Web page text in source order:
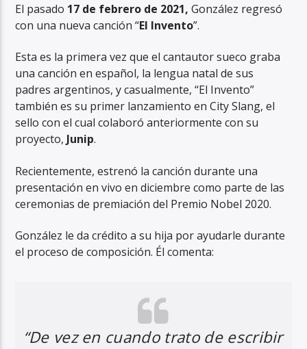
RadioAlternativo Live
El pasado 17 de febrero de 2021, González regresó
con una nueva canción “El Invento”.
Esta es la primera vez que el cantautor sueco graba
una canción en español, la lengua natal de sus
padres argentinos, y casualmente, “El Invento”
también es su primer lanzamiento en City Slang, el
sello con el cual colaboró anteriormente con su
proyecto, Junip.
Recientemente, estrenó la canción durante una
presentación en vivo en diciembre como parte de las
ceremonias de premiación del Premio Nobel 2020.
González le da crédito a su hija por ayudarle durante
el proceso de composición. Él comenta:
“De vez en cuando trato de escribir